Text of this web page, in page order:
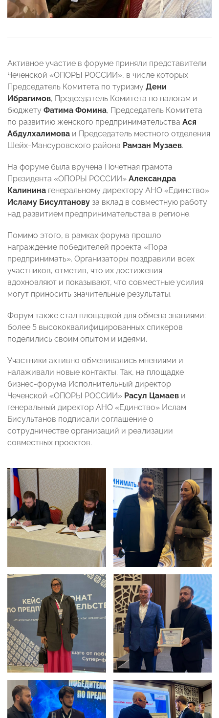
Активное участие в форуме приняли представители
Чеченской «ОПОРЫ РОССИИ», в числе которых
Председатель Комитета по туризму Дени
Ибрагимов, Председатель Комитета по налогам и
бюджету Фатима Фомина, Председатель Комитета
по развитию женского предпринимательства Ася
Абдулхалимова и Председатель местного отделения
Шейх-Мансуровского района Рамзан Музаев.
На форуме была вручена Почетная грамота
Президента «ОПОРЫ РОССИИ» Александра
Калинина генеральному директору АНО «Единство»
Исламу Бисултанову за вклад в совместную работу
над развитием предпринимательства в регионе.
Помимо этого, в рамках форума прошло
награждение победителей проекта «Пора
предпринимать». Организаторы поздравили всех
участников, отметив, что их достижения
вдохновляют и показывают, что совместные усилия
могут приносить значительные результаты.
Форум также стал площадкой для обмена знаниями:
более 5 высококвалифицированных спикеров
поделились своим опытом и идеями.
Участники активно обменивались мнениями и
налаживали новые контакты. Так, на площадке
бизнес-форума Исполнительный директор
Чеченской «ОПОРЫ РОССИИ» Расул Цамаев и
генеральный директор АНО «Единство» Ислам
Бисультанов подписали соглашение о
сотрудничестве организаций и реализации
совместных проектов.